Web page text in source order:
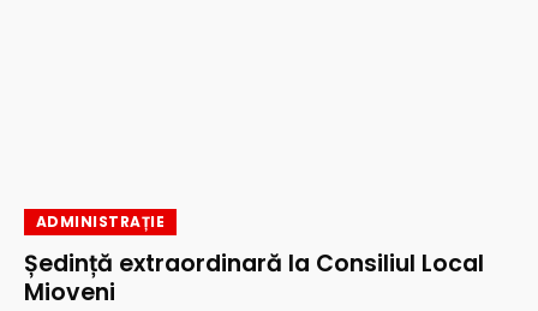
ADMINISTRAȚIE
Ședință extraordinară la Consiliul Local
Mioveni